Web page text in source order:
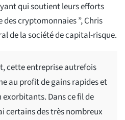
qui soutient leurs efforts
cryptomonnaies ”, Chris
de la société de capital-risque.
cette entreprise autrefois
au profit de gains rapides et
Dans ce fil de
certains des très nombreux